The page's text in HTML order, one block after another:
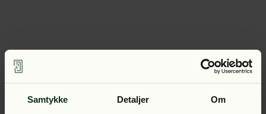
Samtykke Detaljer Om